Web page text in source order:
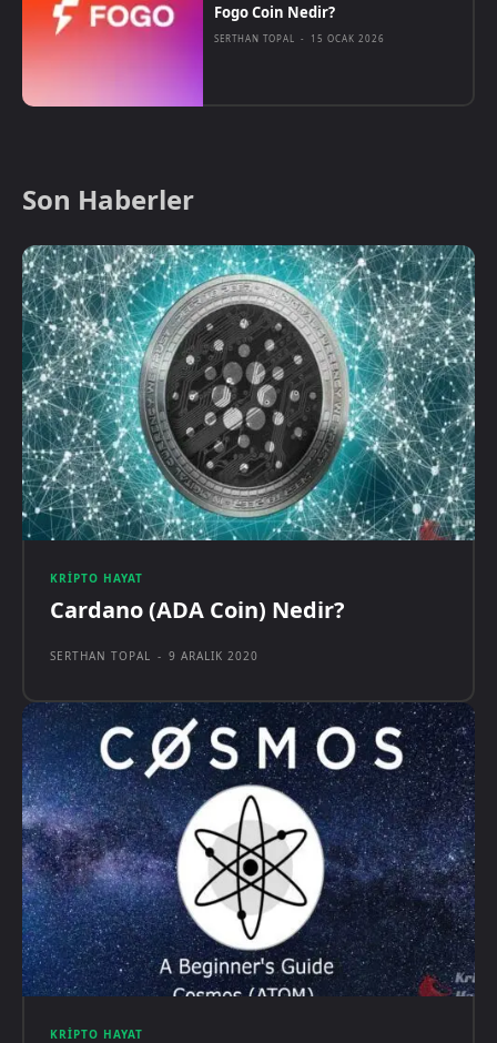
Fogo Coin Nedir?
SERTHAN TOPAL - 15 OCAK 2026
Son Haberler
KRIPTO HAYAT
Cardano (ADA Coin) Nedir?
SERTHAN TOPAL - 9 ARALIK 2020
KRIPTO HAYAT